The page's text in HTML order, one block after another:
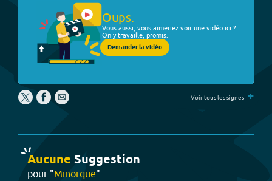
Oups.
Vous aussi, vous aimeriez voir une vidéo ici ?
On y travaille, promis.
Demander la vidéo
Voir tous les signes +
Aucune Suggestion
pour "Minorque"